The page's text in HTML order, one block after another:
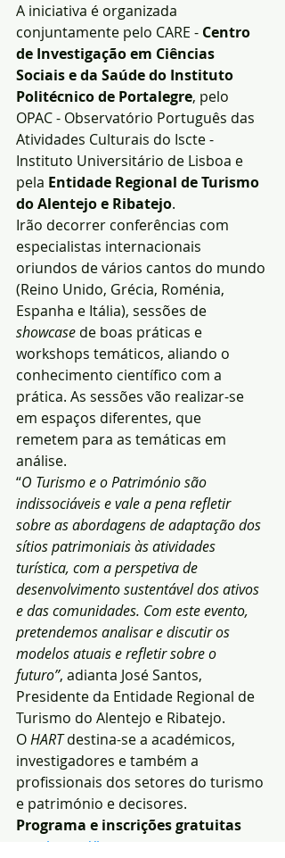
A iniciativa é organizada
conjuntamente pelo CARE - Centro
de Investigação em Ciências
Sociais e da Saúde do Instituto
Politécnico de Portalegre, pelo
OPAC - Observatório Português das
Atividades Culturais do Iscte -
Instituto Universitário de Lisboa e
pela Entidade Regional de Turismo
do Alentejo e Ribatejo.
Irão decorrer conferências com
especialistas internacionais
oriundos de vários cantos do mundo
(Reino Unido, Grécia, Roménia,
Espanha e Itália), sessões de
showcase de boas práticas e
workshops temáticos, aliando o
conhecimento científico com a
prática. As sessões vão realizar-se
em espaços diferentes, que
remetem para as temáticas em
análise.
“O Turismo e o Património são
indissociáveis e vale a pena refletir
sobre as abordagens de adaptação dos
sítios patrimoniais às atividades
turística, com a perspetiva de
desenvolvimento sustentável dos ativos
e das comunidades. Com este evento,
pretendemos analisar e discutir os
modelos atuais e refletir sobre o
futuro”, adianta José Santos,
Presidente da Entidade Regional de
Turismo do Alentejo e Ribatejo.
O HART destina-se a académicos,
investigadores e também a
profissionais dos setores do turismo
e património e decisores.
Programa e inscrições gratuitas
https://hart-